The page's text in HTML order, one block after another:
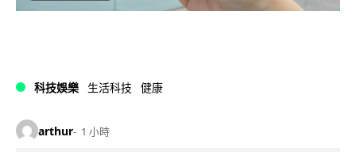
科技娛樂 生活科技 健康
arthur 1 小時